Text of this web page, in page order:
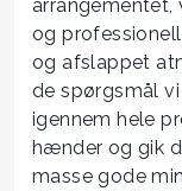
og
og afslappet
de spørgsmål
igennem hele
hænder og gik
masse gode